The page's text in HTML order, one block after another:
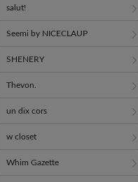
salut!
Seemi by NICECLAUP
SHENERY
Thevon.
un dix cors
w closet
Whim Gazette